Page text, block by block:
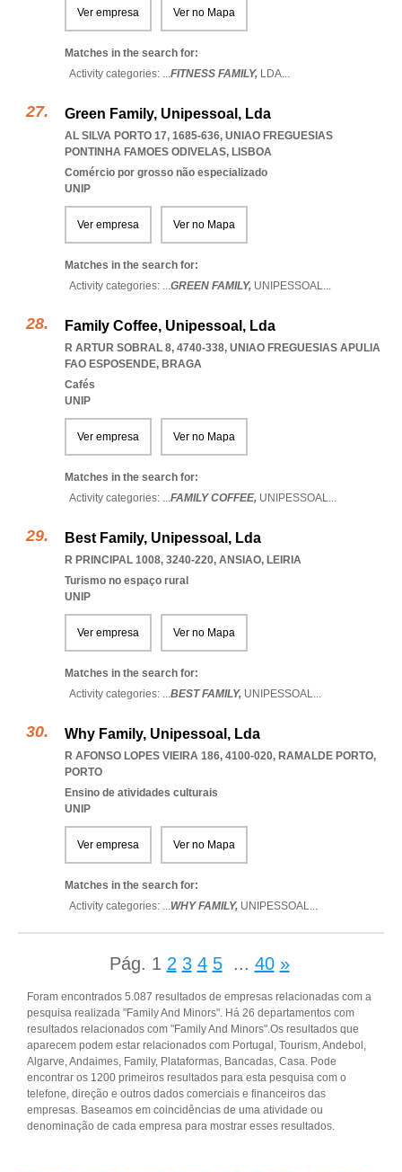
Ver empresa Ver no Mapa
Matches in the search for:
Activity categories: ...FITNESS FAMILY, LDA...
Green Family, Unipessoal, Lda
AL SILVA PORTO 17, 1685-636, UNIAO FREGUESIAS
PONTINHA FAMOES ODIVELAS, LISBOA
Comércio por grosso não especializado
UNIP
Ver empresa Ver no Mapa
Matches in the search for:
Activity categories: ...GREEN FAMILY, UNIPESSOAL...
Family Coffee, Unipessoal, Lda
R ARTUR SOBRAL 8, 4740-338, UNIAO FREGUESIAS APULIA
FAO ESPOSENDE, BRAGA
Cafés
UNIP
Ver empresa Ver no Mapa
Matches in the search for:
Activity categories: ...FAMILY COFFEE, UNIPESSOAL...
Best Family, Unipessoal, Lda
R PRINCIPAL 1008, 3240-220, ANSIAO, LEIRIA
Turismo no espaço rural
UNIP
Ver empresa Ver no Mapa
Matches in the search for:
Activity categories: ...BEST FAMILY, UNIPESSOAL...
Why Family, Unipessoal, Lda
R AFONSO LOPES VIEIRA 186, 4100-020, RAMALDE PORTO,
PORTO
Ensino de atividades culturais
UNIP
Ver empresa Ver no Mapa
Matches in the search for:
Activity categories: ...WHY FAMILY, UNIPESSOAL...
Pág. 1 2 3 4 5 ... 40 »
Foram encontrados 5.087 resultados de empresas relacionadas com a
pesquisa realizada "Family And Minors". Há 26 departamentos com
resultados relacionados com "Family And Minors".Os resultados que
aparecem podem estar relacionados com Portugal, Tourism, Andebol,
Algarve, Andaimes, Family, Plataformas, Bancadas, Casa. Pode
encontrar os 1200 primeiros resultados para esta pesquisa com o
telefone, direção e outros dados comerciais e financeiros das
empresas. Baseamos em coincidências de uma atividade ou
denominação de cada empresa para mostrar esses resultados.